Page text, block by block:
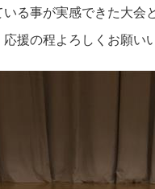
る事が実感できた大会
援の程よろしくお願い